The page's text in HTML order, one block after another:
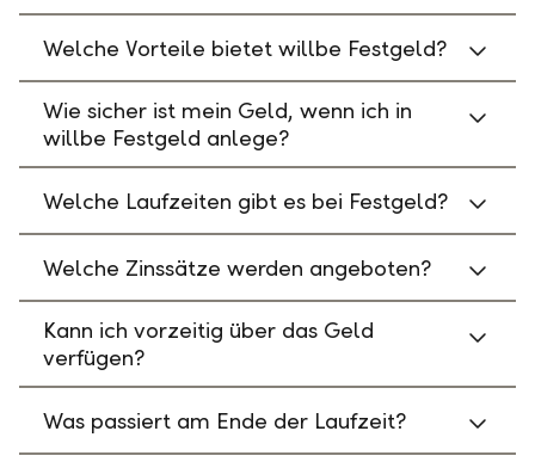
Welche Vorteile bietet willbe Festgeld?
Wie sicher ist mein Geld, wenn ich in
willbe Festgeld anlege?
Welche Laufzeiten gibt es bei Festgeld?
Welche Zinssätze werden angeboten?
Kann ich vorzeitig über das Geld
verfügen?
Was passiert am Ende der Laufzeit?